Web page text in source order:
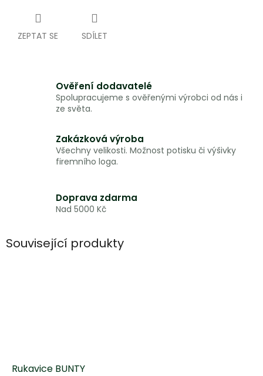
ZEPTAT SE SDÍLET
Ověření dodavatelé
Spolupracujeme s ověřenými výrobci od nás i
ze světa.
Zakázková výroba
Všechny velikosti. Možnost potisku či výšivky
firemního loga.
Doprava zdarma
Nad 5000 Kč
Související produkty
Rukavice BUNTY